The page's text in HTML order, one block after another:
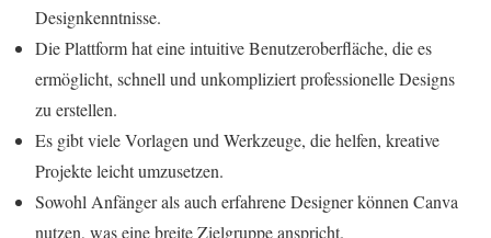
Designkenntnisse.
Die Plattform hat eine intuitive Benutzeroberfläche, die es
ermöglicht, schnell und unkompliziert professionelle Designs
zu erstellen.
Es gibt viele Vorlagen und Werkzeuge, die helfen, kreative
Projekte leicht umzusetzen.
Sowohl Anfänger als auch erfahrene Designer können Canva
nutzen, was eine breite Zielgruppe anspricht.